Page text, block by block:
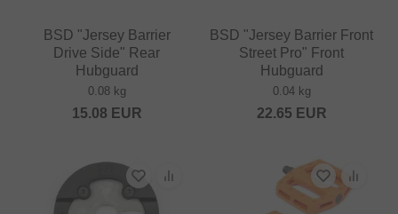
BSD "Jersey Barrier
Drive Side" Rear
Hubguard
0.08 kg
15.08 EUR
BSD "Jersey Barrier Front
Street Pro" Front
Hubguard
0.04 kg
22.65 EUR